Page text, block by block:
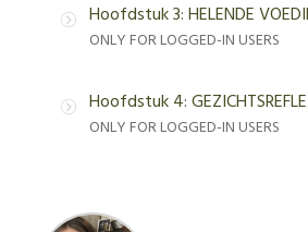
Hoofdstuk 3: HELENDE
ONLY FOR LOGGED-IN USERS
Hoofdstuk 4:
ONLY FOR LOGGED-IN USERS